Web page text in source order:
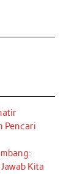
Pencari
Kita